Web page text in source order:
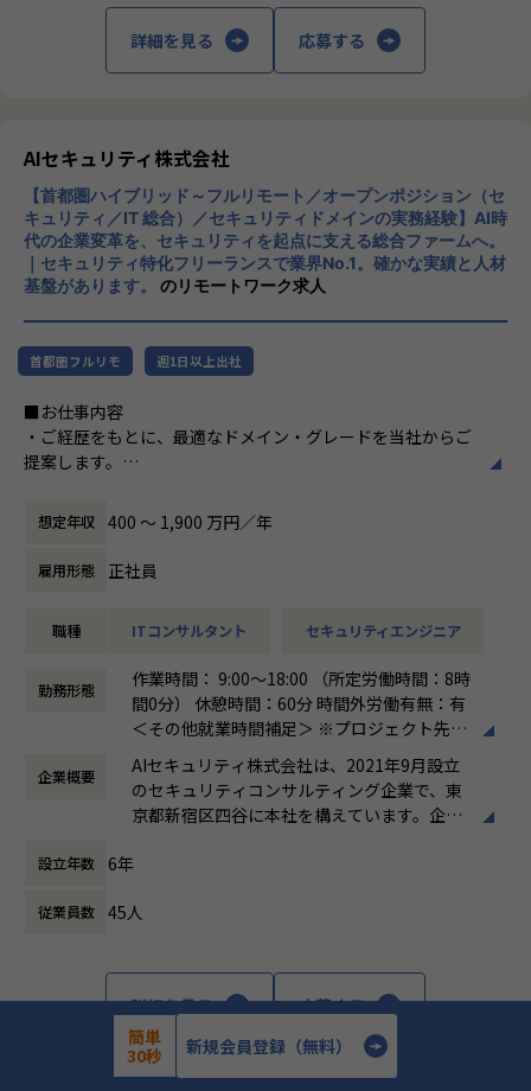
セキュリティ
・各プロダクトの脆弱性対応、セキュリティ診断、対策の実
フト）の推進
監視・運用基盤
・監視、ログ、オブザーバビリティ基盤の設計・構築・改善
・可用性、パフォーマンス、およびコストの最適化
・OroSee: セキュリティ統制の強化
整備（Mention Me, LPAdviser, AUTOMATION HUB 等）
チームリード
策定、標準化の推進、およびメンバーの育成
に、Software/FDE/SaaS/BPOなど様々なビジネスモデル
です。
上場企業としての資本力と実績を持ちながら、組織はまだ完
成形ではありません。
整った設計図があるというより、白紙の領域が多く残ってい
る状態に近いと言えます。
「裁量がある」というよりも、「選択肢が無限にある」環境
その分、問いも役割も自分で取りにいく姿勢が前提になりま
放任主義ですが、挑戦する人は見捨てません。
甘やかさないが、伴走はする。
この矛盾を楽しめるかどうかが、オープンで活躍できるかの
分かれ目です。
当社がベンダーアライアンスを結ぶCrowdStrikeを中核に、
導入・構築から運用設計、
インシデント対応体制の構築までを一気通貫で担っていただ
ユニット（チーム）を率いる立場として、案件だけでなく組
織そのものを創っていただくフェーズにあります。
製品導入の担当者から、顧客の防御戦略を描くコンサルタン
トへ。その転換を、統括者の立場で実現できます。
■関連する専門領域
※CrowdStrikeのご経験を軸に、以下の領域のご経験を活か
EDR・EPP導入／エンドポイント防御設計／SOC・MDR運用
／インシデントレスポンス（IR）／
デジタルフォレンジック／脅威ハンティング／UEM・MDM
■想定年収（グレード別）
任を担い、大型案件のクロージング、
顧客CxOリレーション、組織拡大まで牽引できる方（実務目
安10年以上）。
▼G3（Senior Manager）1,200～1,900万円｜
EDR／エンドポイントセキュリティ領域で複数プロジェクト
／ユニットを統括し、顧客の部長・CxOクラスとの折衝、
提案・受注から納品までをリードできる方（実務目安7～10
EDR／エンドポイントセキュリティ領域でプロジェクト責任
※本求人はManager／Senior Manager／Director（ユニッ
トリーダー以上）を対象とした募集です。
キュリティ顧問サービス、人材紹介・採用支
援などです。AI活用の拡大に伴うセキュリテ
ィリスクへの対応を強みとし、リスク管理か
証）およびプライバシーマークを取得してお
り、高い情報セキュリティ水準を維持してい
ます。大手コンサルティングファーム、SIe
r、医療機器メーカー、印刷会社など多様な業
界との取引実績を持つ成長企業です。
詳細を見る 応募する
AIセキュリティ株式会社
【首都圏ハイブリッド～フルリモート／オープンポジション（セ
キュリティ／IT 総合）／セキュリティドメインの実務経験】AI時
代の企業変革を、セキュリティを起点に支える総合ファームへ。
｜セキュリティ特化フリーランスで業界No.1。確かな実績と人材
基盤があります。
のリモートワーク求人
首都圏フルリモ 週1日以上出社
■お仕事内容
・ご経歴をもとに、最適なドメイン・グレードを当社からご
提案します。
ティ領域で活躍したい方を歓迎します。
■このポジションの魅力
を当社からご提案します。
長市場でキャリアを築けるポジションです。
■募集グレード
G3～G7（経験に応じて決定）
■想定年収（グレード別）
担当領域で7～10年以上の実務。複数のプロジェクトやチー
案件を完遂。顧客の部長・CxOクラスと折衝し、提案・受注
から納品までをリードした実績。
▼G4（Manager）1,000～1,400万円｜
プロジェクトマネージャー／プロジェクトリーダーとしての
想定年収 400 〜 1,900 万円／年
雇用形態 正社員
職種 ITコンサルタント セキュリティエンジニア
勤務形態
作業時間： 9:00～18:00 （所定労働時間：8時
間0分） 休憩時間：60分 時間外労働有無：有
＜その他就業時間補足＞ ※プロジェクト先に
よる。 ※シニアコンサルタント以上は専門業
務型裁量労働制（みなし労働時間8時間）の
場合、時間外労働なし
働き方：裁量労働制
休憩時間： 60分
企業概要
AIセキュリティ株式会社は、2021年9月設立
のセキュリティコンサルティング企業で、東
京都新宿区四谷に本社を構えています。企業
げ、企業の持続的な成長と価値向上を支援す
コンサルティング、サイバーセキュリティコ
キュリティ顧問サービス、人材紹介・採用支
援などです。AI活用の拡大に伴うセキュリテ
ィリスクへの対応を強みとし、リスク管理か
ら組織体制構築、人材確保まで幅広く支援し
設立年数 6年
従業員数 45人
詳細を見る
応募する
簡単
30秒
新規会員登録（無料）